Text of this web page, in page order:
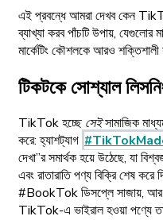
এই প্রবন্ধে আমরা দেখব কেন
ব্যাখ্যা করব পাঁচটি উপায়,
মার্কেটিং কৌশলকে আরও শক্তিশালী
টিকটকে সোশ্যাল
TikTok হচ্ছে সেইসামাজিক
করে: হ্যাশট্যাগ
দেখা”র সমার্থক হয়ে উঠেছে, যা
এবং রাতারাতি পণ্য বিক্রি শেষ
#BookTok ডিসপ্লে সাজায়, আর
TikTok-এ ভাইরাল হওয়া পণ্যে